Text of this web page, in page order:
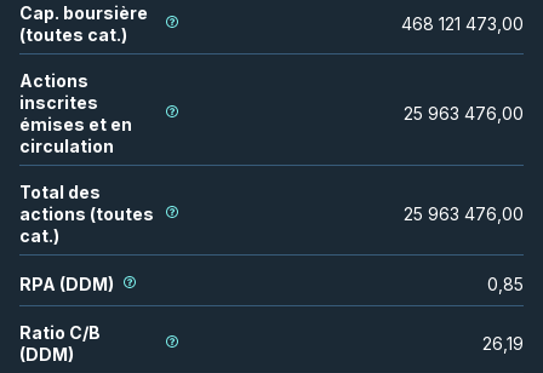
Cap. boursière
(toutes cat.)
468 121 473,00
Actions
inscrites
émises et en
circulation
25 963 476,00
Total des
actions (toutes
cat.)
25 963 476,00
RPA (DDM) 0,85
Ratio C/B
(DDM)
26,19